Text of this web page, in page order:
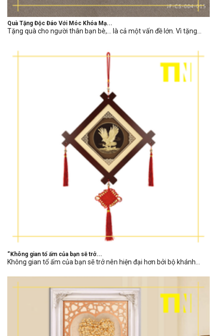
Quà Tặng Độc Đáo Với Móc Khóa Mạ...
Tặng quà cho người thân bạn bè,… là cả một vấn đề lớn. Vì tặng...
“Không gian tổ ấm của bạn sẽ trở...
Không gian tổ ấm của bạn sẽ trở nên hiện đại hơn bởi bộ khánh...